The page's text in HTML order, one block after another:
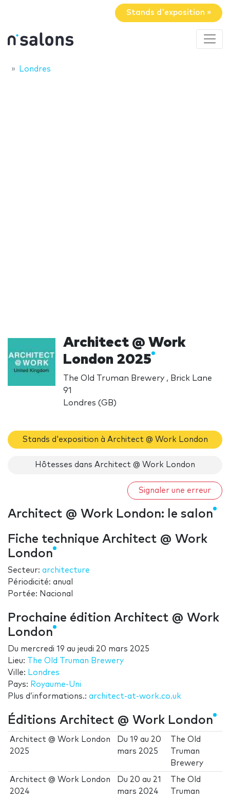
Stands d'exposition »
Londres
Architect @ Work
London 2025
The Old Truman Brewery , Brick Lane
91
Londres (GB)
Stands d'exposition à Architect @ Work London
Hôtesses dans Architect @ Work London
Signaler une erreur
Architect @ Work London: le salon
Fiche technique Architect @ Work
London
Secteur: architecture
Périodicité: anual
Portée: Nacional
Prochaine édition Architect @ Work
London
Du mercredi 19 au jeudi 20 mars 2025
Lieu:
The Old Truman Brewery
Ville: Londres
Pays: Royaume-Uni
Plus d’informations.: architect-at-work.co.uk
Éditions Architect @ Work London
Architect @ Work London
2025
Du19 au 20
mars 2025
The Old
Truman
Brewery
Architect @ Work London
2024
Du 20 au 21
mars 2024
The Old
Truman